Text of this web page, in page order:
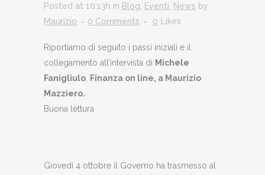
Posted at 10:13h in Blog Eventi News by
Maurizio
0 Comments 0 Likes
Riportiamo di seguito i passi iniziali e il
collegamento all’intervista di Michele
Fanigliulo
Finanza on line, a Maurizio
Mazziero.
Buona lettura
Giovedì 4 ottobre il Governo ha trasmesso al